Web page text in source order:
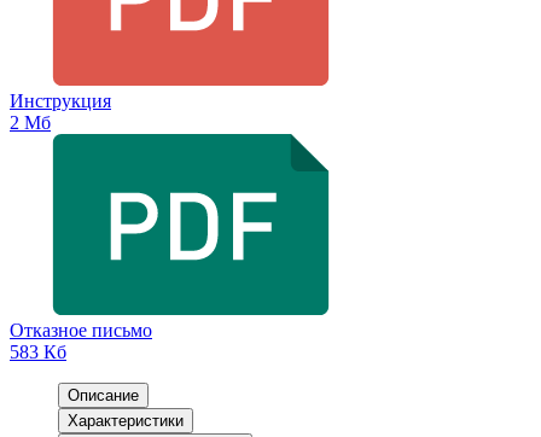
Инструкция
2 Мб
Отказное письмо
583 Кб
Описание
Характеристики